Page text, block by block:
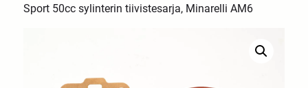
Sport 50cc sylinterin tiivistesarja, Minarelli AM6